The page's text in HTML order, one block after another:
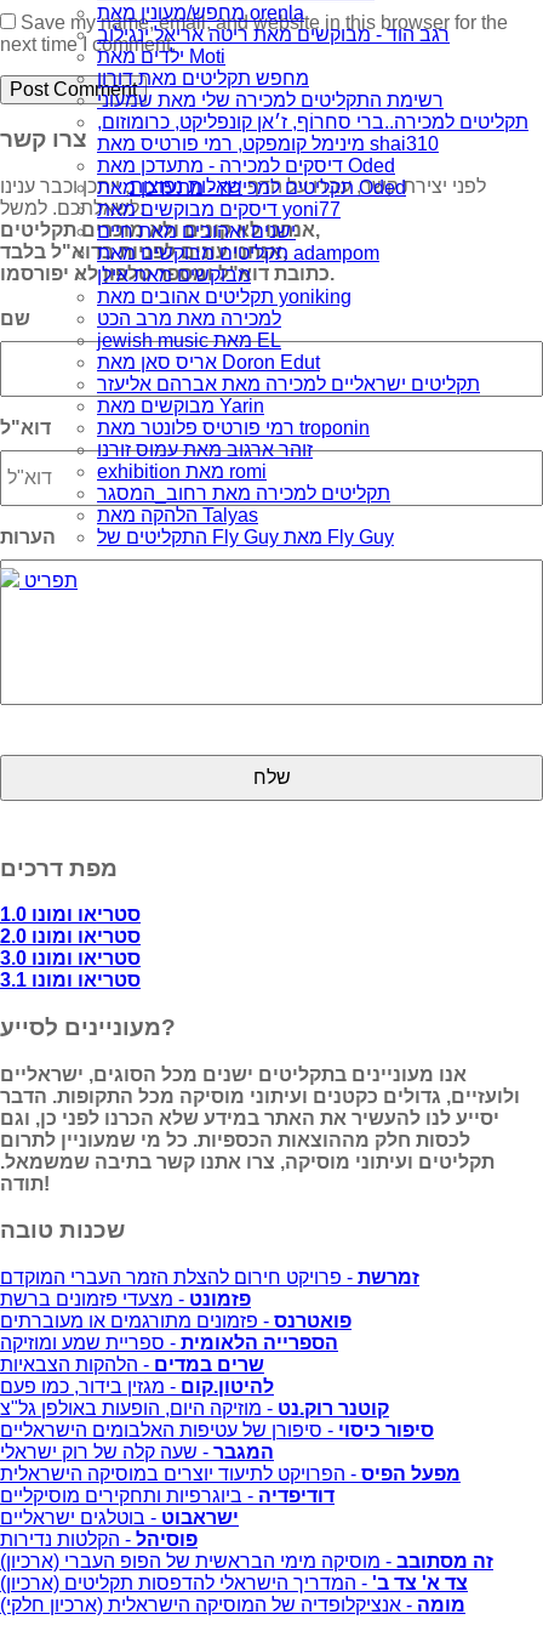
מחפש/מעונין מאת orenla
רגב הוד - מבוקשים מאת ריטה אריאל ינגילוב
ילדים מאת Moti
מחפש תקליטים מאת דורון
רשימת התקליטים למכירה שלי מאת שמעוני
תקליטים למכירה..ברי סחרוֹף, ז׳אן קונפליקט, כרומוזום,
מינימל קומפקט, רמי פורטיס מאת shai310
דיסקים למכירה - מתעדכן מאת Oded
תקליטים למכירה - מתעדכן מאת Oded
דיסקים מבוקשים מאת yoni77
ישנים ואהובים מאת חיים
תקליטים מבוקשים מאת adampom
מבוקשים מאת אילן
תקליטים אהובים מאת yoniking
למכירה מאת מרב הכט
jewish music מאת EL
אריס סאן מאת Doron Edut
תקליטים ישראליים למכירה מאת אברהם אליעזר
מבוקשים מאת Yarin
רמי פורטיס פלונטר מאת troponin
זוהר ארגוב מאת עמוס זורנו
exhibition מאת romi
תקליטים למכירה מאת רחוב_המסגר
הלהקה מאת Talyas
התקליטים של Fly Guy מאת Fly Guy
תפריט
Save my name, email, and website in this browser for the
next time I comment.
צרו קשר
לפני יצירת קשר, עברו על הדףשאלות נפוצות, ייתכן וכבר ענינו
לשאלתכם. למשל:
אנחנו לא קונים ולא מוכרים תקליטים,
אנחנו עונים לפניות בדוא"ל בלבד,
כתובת דוא"ל ומספר טלפון לא יפורסמו.
שם
דוא"ל
הערות
מפת דרכים
סטריאו ומונו 1.0
סטריאו ומונו 2.0
סטריאו ומונו 3.0
סטריאו ומונו 3.1
מעוניינים לסייע?
אנו מעוניינים בתקליטים ישנים מכל הסוגים, ישראליים
ולועזיים, גדולים כקטנים ועיתוני מוסיקה מכל התקופות. הדבר
יסייע לנו להעשיר את האתר במידע שלא הכרנו לפני כן, וגם
לכסות חלק מההוצאות הכספיות. כל מי שמעוניין לתרום
תקליטים ועיתוני מוסיקה, צרו אתנו קשר בתיבה שמשמאל.
תודה!
שכנות טובה
זמרשת - פרויקט חירום להצלת הזמר העברי המוקדם
פזמונט - מצעדי פזמונים ברשת
פואטרנס - פזמונים מתורגמים או מעוברתים
הספרייה הלאומית - ספריית שמע ומוזיקה
שרים במדים - הלהקות הצבאיות
להיטון.קום - מגזין בידור, כמו פעם
קוטנר רוק.נט - מוזיקה היום, הופעות באולפן גל"צ
סיפור כיסוי - סיפורן של עטיפות האלבומים הישראליים
המגבר - שעה קלה של רוק ישראלי
מפעל הפיס - הפרויקט לתיעוד יוצרים במוסיקה הישראלית
דודיפדיה - ביוגרפיות ותחקירים מוסיקליים
ישראבוט - בוטלגים ישראליים
פוסיהל - הקלטות נדירות
זה מסתובב - מוסיקה מימי הבראשית של הפופ העברי (ארכיון)
צד א' צד ב' - המדריך הישראלי להדפסות תקליטים (ארכיון)
מומה - אנציקלופדיה של המוסיקה הישראלית (ארכיון חלקי)